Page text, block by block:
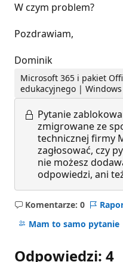
W czym problem?
Pozdrawiam,
Dominik
Microsoft 365 i pakiet
edukacyjnego | Windows
Pytanie
zmigrowane ze
technicznej firmy
zagłosować, czy
nie możesz
odpowiedzi, ani
Komentarze: 0
Brak
komentarzy
Mam to samo pytanie
Odpowiedzi: 4